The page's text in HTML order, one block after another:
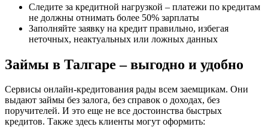
Следите за кредитной нагрузкой – платежи по кредитам
не должны отнимать более 50% зарплаты
Заполняйте заявку на кредит правильно, избегая
неточных, неактуальных или ложных данных
Займы в Талгаре – выгодно и удобно
Сервисы онлайн-кредитования рады всем заемщикам. Они
выдают займы без залога, без справок о доходах, без
поручителей. И это еще не все достоинства быстрых
кредитов. Также здесь клиенты могут оформить: